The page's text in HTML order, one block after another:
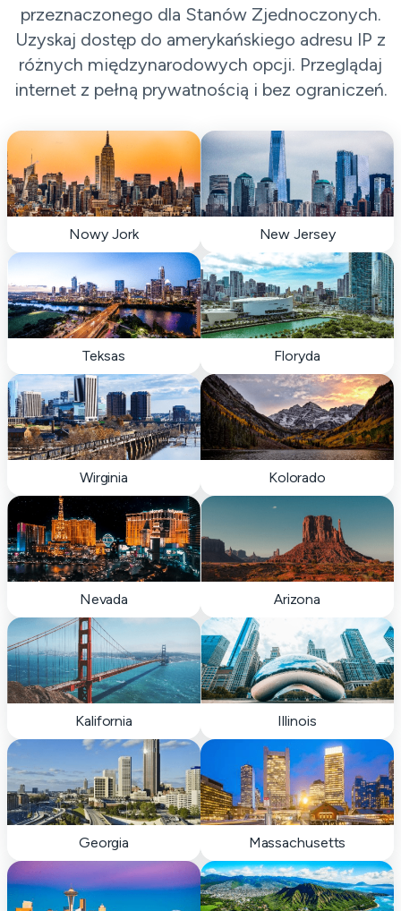
przeznaczonego dla Stanów Zjednoczonych.
Uzyskaj dostęp do amerykańskiego adresu IP z
różnych międzynarodowych opcji. Przeglądaj
internet z pełną prywatnością i bez ograniczeń.
Nowy Jork New Jersey
Teksas Floryda
Wirginia Kolorado
Nevada Arizona
Kalifornia Illinois
Georgia Massachusetts